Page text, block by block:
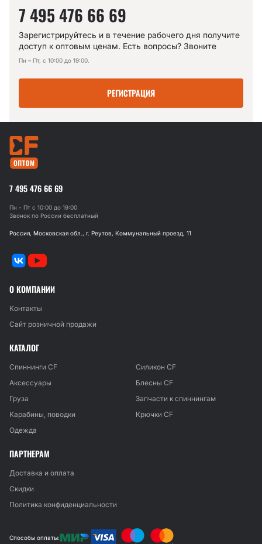
7 495 476 66 69
Зарегистрируйтесь и в течение рабочего дня получите
доступ к оптовым ценам. Есть вопросы? Звоните
Пн – Пт, с 10:00 до 19:00.
РЕГИСТРАЦИЯ
7 495 476 66 69
Пн - Пт с 10:00 до 19:00
Звонок по России бесплатный
Россия, Московская обл., г. Реутов, Коммунальный проезд, 11
О КОМПАНИИ
Контакты
Сайт розничной продажи
КАТАЛОГ
Спиннинги CF
Силикон CF
Аксессуары
Блесны CF
Груза
Запчасти к спиннингам
Карабины, поводки
Крючки CF
Одежда
ПАРТНЕРАМ
Доставка и оплата
Скидки
Политика конфиденциальности
Способы оплаты: